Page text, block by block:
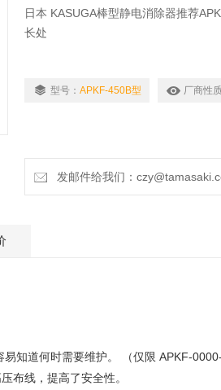
日本 KASUGA棒型静电消除器推荐
长处
护。 （仅限 APKF-0000-H）
型号： APKF-450B型 厂商性
发邮件给我们：
知道何时需要维护。 （仅限 APKF-0000-
布线，提高了安全性。